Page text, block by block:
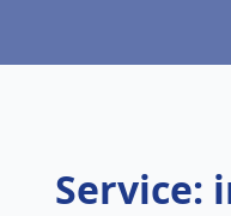
Service: